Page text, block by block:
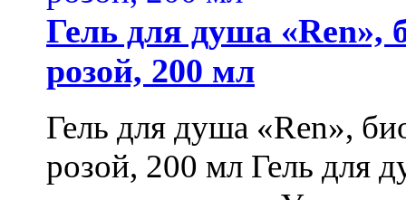
Гель для душа «Ren»,
розой, 200 мл
Гель для душа «Ren»,
розой, 200 мл Гель для